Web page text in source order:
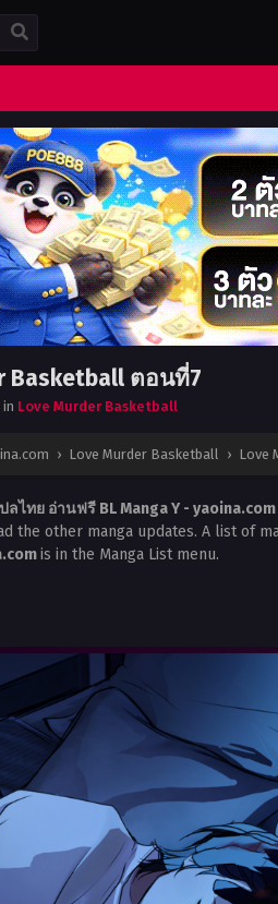
Basketball ตอนที่7
Love Murder Basketball
› Love Murder Basketball › Love
ลไทย อ่านฟรี BL Manga Y - yaoina.com
the other manga updates. A list of
is in the Manga List menu.